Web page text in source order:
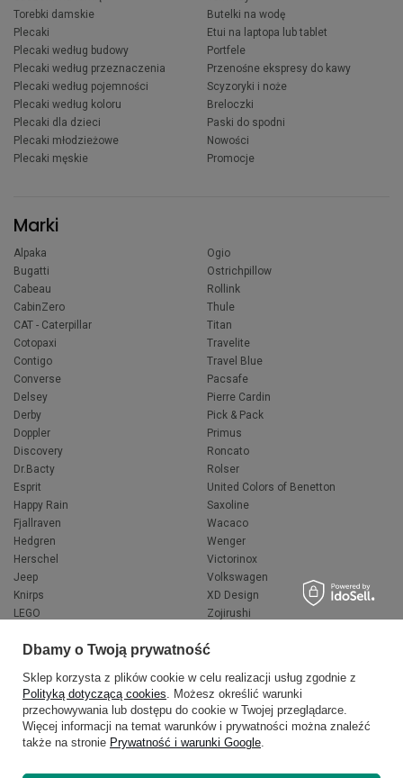
Torebki damskie
Plecaki
Plecaki według budowy
Plecaki według przeznaczenia
Plecaki według pojemności
Plecaki według koloru
Plecaki dla dzieci
Plecaki młodzieżowe
Plecaki męskie
Butelki na wodę
Etui na laptopa lub tablet
Portfele
Przenośne ekspresy do kawy
Scyzoryki i noże
Breloczki
Paski do spodni
Nowości
Promocje
Marki
Alpaka
Bugatti
Cabeau
CabinZero
CAT - Caterpillar
Cotopaxi
Contigo
Converse
Delsey
Derby
Doppler
Discovery
Dr.Bacty
Esprit
Happy Rain
Fjallraven
Hedgren
Herschel
Jeep
Knirps
LEGO
National Geographic
Ogio
Ostrichpillow
Rollink
Thule
Titan
Travelite
Travel Blue
Pacsafe
Pierre Cardin
Pick & Pack
Primus
Roncato
Rolser
United Colors of Benetton
Saxoline
Wacaco
Wenger
Victorinox
Volkswagen
XD Design
Zojirushi
VANS
Dbamy o Twoją prywatność
Sklep korzysta z plików cookie w celu realizacji usług zgodnie z
Polityką dotyczącą cookies. Możesz określić warunki
przechowywania lub dostępu do cookie w Twojej przeglądarce.
Więcej informacji na temat warunków i prywatności można znaleźć
także na stronie Prywatność i warunki Google.